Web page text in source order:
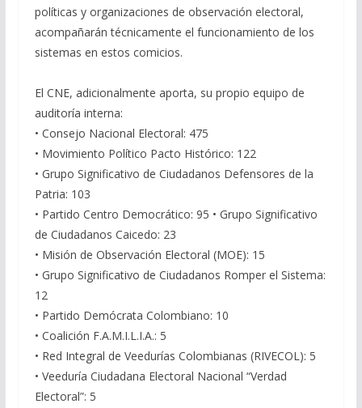
políticas y organizaciones de observación electoral,
acompañarán técnicamente el funcionamiento de los
sistemas en estos comicios.
El CNE, adicionalmente aporta, su propio equipo de
auditoría interna:
• Consejo Nacional Electoral: 475
• Movimiento Político Pacto Histórico: 122
• Grupo Significativo de Ciudadanos Defensores de la
Patria: 103
• Partido Centro Democrático: 95 • Grupo Significativo
de Ciudadanos Caicedo: 23
• Misión de Observación Electoral (MOE): 15
• Grupo Significativo de Ciudadanos Romper el Sistema:
12
• Partido Demócrata Colombiano: 10
• Coalición F.A.M.I.L.I.A.: 5
• Red Integral de Veedurías Colombianas (RIVECOL): 5
• Veeduría Ciudadana Electoral Nacional “Verdad
Electoral”: 5